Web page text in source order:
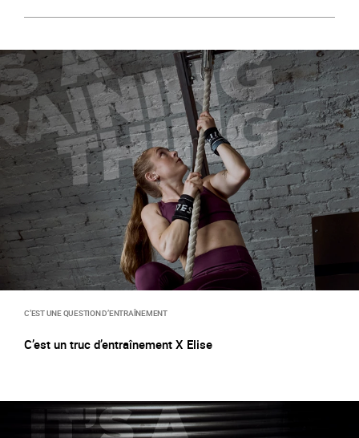
C’EST UNE QUESTION D’ENTRAÎNEMENT
C’est un truc d’entraînement X Elise